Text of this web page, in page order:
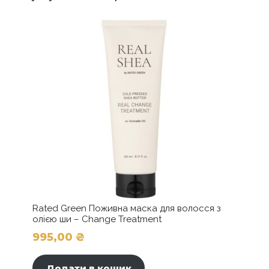
Rated Green Поживна маска для волосся з
олією ши – Change Treatment
995,00 ₴